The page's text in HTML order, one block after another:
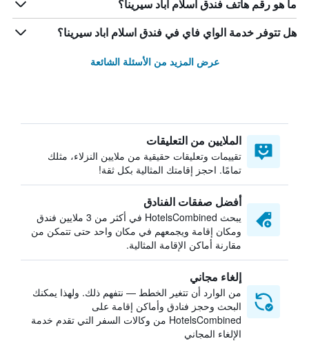
ما هو رقم هاتف فندق اسلام اباد سيرينا؟
هل تتوفر خدمة الواي فاي في فندق اسلام اباد سيرينا؟
عرض المزيد من الأسئلة الشائعة
الملايين من التعليقات
تقييمات وتعليقات حقيقية من ملايين النزلاء، مثلك
تمامًا. احجز إقامتك المثالية بكل ثقة!
أفضل صفقات الفنادق
يبحث HotelsCombined في أكثر من 3 ملايين فندق
ومكان إقامة ويجمعهم في مكان واحد حتى تتمكن من
مقارنة أماكن الإقامة المثالية.
إلغاء مجاني
من الوارد أن تتغير الخطط — نتفهم ذلك. ولهذا يمكنك
البحث وحجز فنادق وأماكن إقامة على
HotelsCombined من وكالات السفر التي تقدم خدمة
الإلغاء المجاني